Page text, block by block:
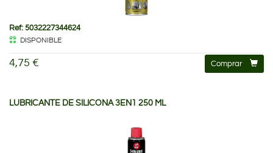
Ref: 5032227344624
DISPONIBLE
4,75 € Comprar
LUBRICANTE DE SILICONA 3EN1 250 ML